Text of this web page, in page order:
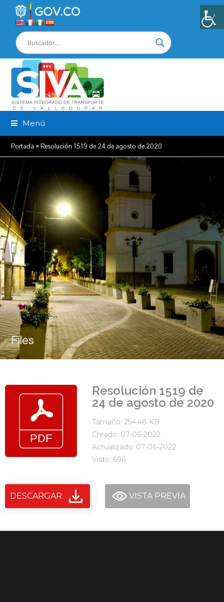
Menú
Portada »Resolución 1519 de 24 de agosto de 2020
Files
Resolución 1519 de
24 de agosto de 2020
Tamaño: 254.48 KB
Creado: 07-06-2022
Actualizado: 07-06-2022
Visto: 696
DESCARGAR VISTA PREVIA